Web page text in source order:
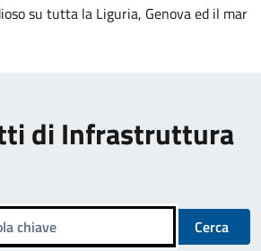
su tutta la Liguria, Genova ed il mar
di Infrastruttura
Cerca